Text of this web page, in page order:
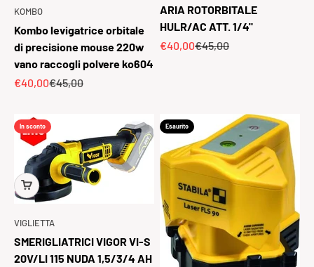
KOMBO
Kombo levigatrice orbitale
di precisione mouse 220w
vano raccogli polvere ko604
Prezzo scontato
€40,00Prezzo
€45,00
ARIA ROTORBITALE
HULR/AC ATT. 1/4"
Prezzo scontato
€40,00Prezzo
€45,00
In sconto
VIGLIETTA
SMERIGLIATRICI VIGOR VI-S
20V/LI 115 NUDA 1,5/3/4 AH
Esaurito